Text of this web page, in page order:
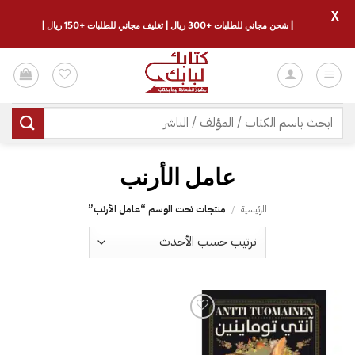
للمحتوى
البحث
عن:
الرئيسية / منتجات تحت الوسم “‎عامل الأرنب”
| شحن مجاني للطلبات +300 ريال | تغليف مجاني للطلبات +150 ريال |
X